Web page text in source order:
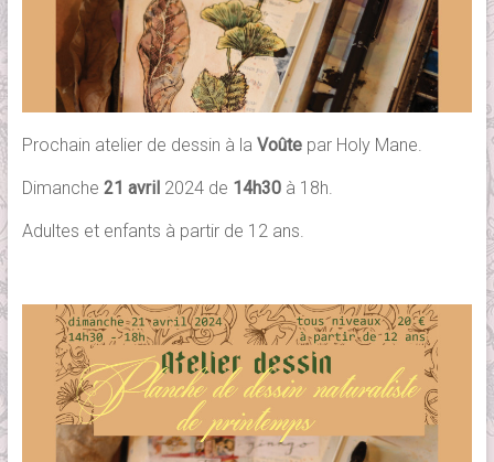
Prochain atelier de dessin à la Voûtepar Holy Mane.
Dimanche 21 avril 2024 de 14h30à 18h.
Adultes et enfants à partir de 12 ans.